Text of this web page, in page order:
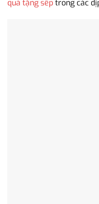
quà tặng sếptrong các